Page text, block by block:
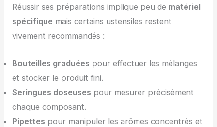
Réussir ses préparations implique peu de matériel
spécifique mais certains ustensiles restent
vivement recommandés :
Bouteilles graduées pour effectuer les mélanges
et stocker le produit fini.
Seringues doseuses pour mesurer précisément
chaque composant.
Pipettes pour manipuler les arômes concentrés et